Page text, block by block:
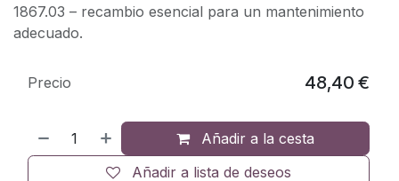
1867.03 – recambio esencial para un mantenimiento
adecuado.
Añadir a la cesta
Añadir a lista de deseos
Precio 48,40 €